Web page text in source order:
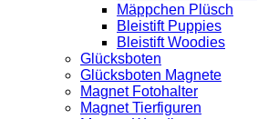
Mäppchen Plüsch
Bleistift Puppies
Bleistift Woodies
Glücksboten
Glücksboten Magnete
Magnet Fotohalter
Magnet Tierfiguren